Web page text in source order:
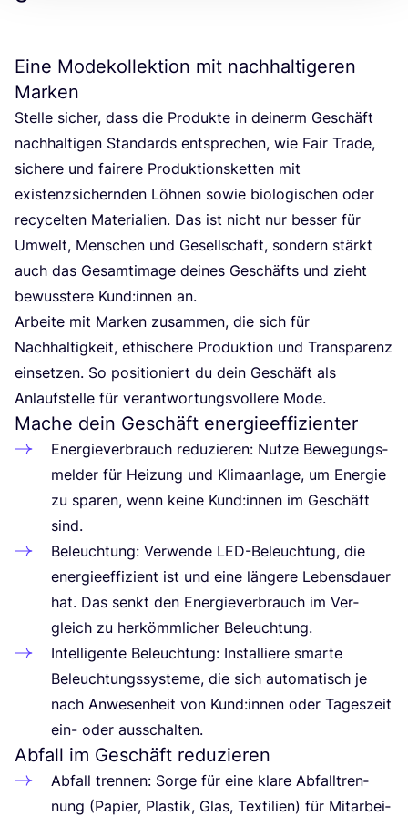
Eine Modekollektion mit nachhaltigeren
Marken
Stel­le sicher, dass die Pro­duk­te in dei­nerm Geschäft
nach­hal­ti­gen Stan­dards ent­spre­chen, wie Fair Trade,
siche­re und fai­re­re Pro­duk­ti­ons­ket­ten mit
exis­tenz­si­chern­den Löh­nen sowie bio­lo­gi­schen oder
recy­cel­ten Mate­ria­li­en. Das ist nicht nur bes­ser für
Umwelt, Men­schen und Gesell­schaft, son­dern stärkt
auch das Gesamt­i­mage dei­nes Geschäfts und zieht
bewuss­te­re Kund:innen an.
Arbei­te mit Mar­ken zusam­men, die sich für
Nach­hal­tig­keit, ethi­sche­re Pro­duk­ti­on und Trans­pa­renz
ein­set­zen. So posi­tio­niert du dein Geschäft als
Anlauf­stel­le für ver­ant­wor­tungs­vol­le­re Mode.
Mache dein Geschäft energieeffizienter
Ener­gie­ver­brauch redu­zie­ren: Nut­ze Bewe­gungs­
mel­der für Hei­zung und Kli­ma­an­la­ge, um Ener­gie
zu spa­ren, wenn kei­ne Kund:innen im Geschäft
sind.
Beleuch­tung: Ver­wen­de LED-Beleuch­tung, die
ener­gie­ef­fi­zi­ent ist und eine län­ge­re Lebens­dau­er
hat. Das senkt den Ener­gie­ver­brauch im Ver­
gleich zu her­kömm­li­cher Beleuchtung.
Intel­li­gen­te Beleuch­tung: Instal­lie­re smar­te
Beleuch­tungs­sys­te­me, die sich auto­ma­tisch je
nach Anwe­sen­heit von Kund:innen oder Tages­zeit
ein- oder ausschalten.
Abfall im Geschäft reduzieren
Abfall tren­nen: Sor­ge für eine kla­re Abfall­tren­
nung (Papier, Plas­tik, Glas, Tex­ti­li­en) für Mit­ar­bei­